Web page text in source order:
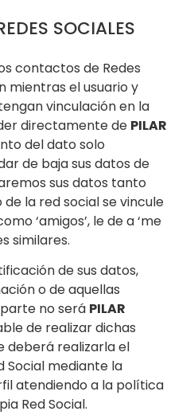
SOCIALES
contactos de Redes
mientras el usuario y
vinculación en la
directamente de PILAR
del dato solo
de baja sus datos de
sus datos tanto
la red social se vincule
‘amigos’, le de a ‘me
similares.
de sus datos,
o de aquellas
no será PILAR
de realizar dichas
deberá realizarla el
Social mediante la
atendiendo a la política
Red Social.